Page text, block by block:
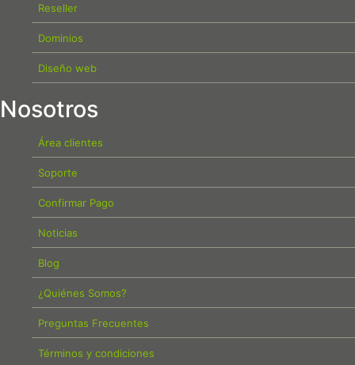
Reseller
Dominios
Diseño web
Nosotros
Área clientes
Soporte
Confirmar Pago
Noticias
Blog
¿Quiénes Somos?
Preguntas Frecuentes
Términos y condiciones